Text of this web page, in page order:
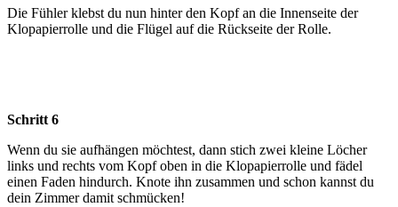
Die Fühler klebst du nun hinter den Kopf an die Innenseite der
Klopapierrolle und die Flügel auf die Rückseite der Rolle.
Schritt 6
Wenn du sie aufhängen möchtest, dann stich zwei kleine Löcher
links und rechts vom Kopf oben in die Klopapierrolle und fädel
einen Faden hindurch. Knote ihn zusammen und schon kannst du
dein Zimmer damit schmücken!